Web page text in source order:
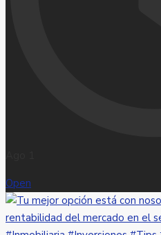
Open